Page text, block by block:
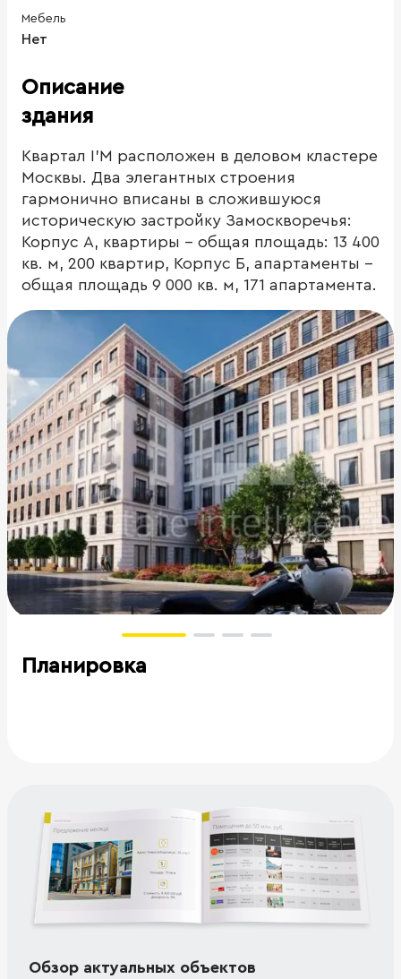
Мебель
Нет
Описание
здания
Квартал I’M расположен в деловом кластере
Москвы. Два элегантных строения
гармонично вписаны в сложившуюся
историческую застройку Замоскворечья:
Корпус А, квартиры - общая площадь: 13 400
кв. м, 200 квартир, Корпус Б, апартаменты -
общая площадь 9 000 кв. м, 171 апартамента.
Планировка
Обзор актуальных объектов